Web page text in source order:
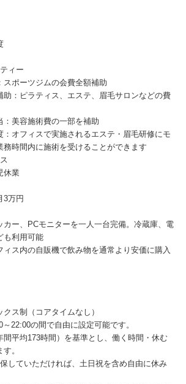
ィー
スポーツジムの会費全額補助
助：ピラティス、エステ、眉毛サロンなどの費
：美容施術費の一部を補助
：オフィスで実施されるエステ・眉毛研修にモ
務時間内に施術を受けることができます
休業
3万円
カー、PCモニターを一人一台完備。冷蔵庫、電
も利用可能
ィス内の自販機で飲み物を通常より安価に購入
ス制（コアタイムなし）
22:00の間で自由に設定可能です。
間平均173時間）を基準とし、働く時間・休む
。
していただければ、土日祝を含め自由に休み